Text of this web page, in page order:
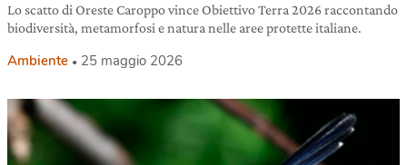
Lo scatto di Oreste Caroppo vince Obiettivo Terra 2026 raccontando
biodiversità, metamorfosi e natura nelle aree protette italiane.
Ambiente 25 maggio 2026